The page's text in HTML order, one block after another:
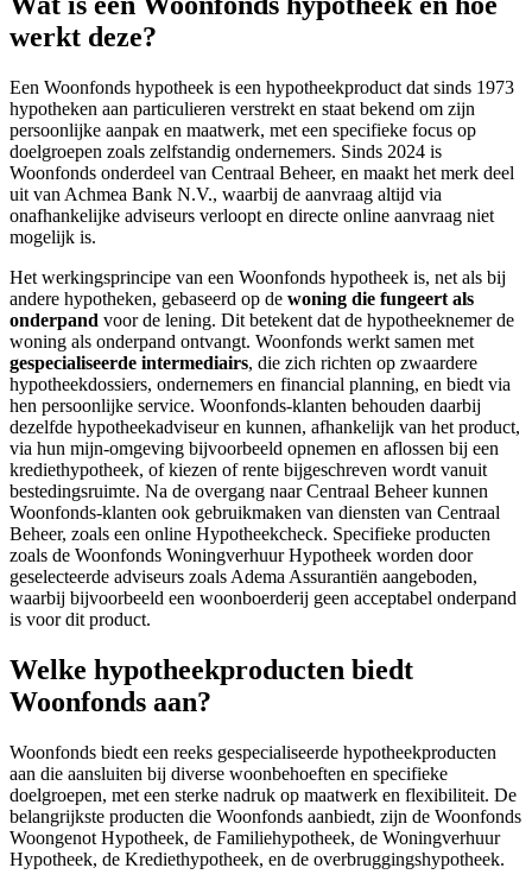
werkt deze?
Een Woonfonds hypotheek is een hypotheekproduct dat sinds 1973
hypotheken aan particulieren verstrekt en staat bekend om zijn
persoonlijke aanpak en maatwerk, met een specifieke focus op
doelgroepen zoals zelfstandig ondernemers. Sinds 2024 is
Woonfonds onderdeel van Centraal Beheer, en maakt het merk deel
uit van Achmea Bank N.V., waarbij de aanvraag altijd via
onafhankelijke adviseurs verloopt en directe online aanvraag niet
mogelijk is.
Het werkingsprincipe van een Woonfonds hypotheek is, net als bij
andere hypotheken, gebaseerd op de woning die fungeert als
onderpand voor de lening. Dit betekent dat de hypotheeknemer de
woning als onderpand ontvangt. Woonfonds werkt samen met
gespecialiseerde intermediairs, die zich richten op zwaardere
hypotheekdossiers, ondernemers en financial planning, en biedt via
hen persoonlijke service. Woonfonds-klanten behouden daarbij
dezelfde hypotheekadviseur en kunnen, afhankelijk van het product,
via hun mijn-omgeving bijvoorbeeld opnemen en aflossen bij een
krediethypotheek, of kiezen of rente bijgeschreven wordt vanuit
bestedingsruimte. Na de overgang naar Centraal Beheer kunnen
Woonfonds-klanten ook gebruikmaken van diensten van Centraal
Beheer, zoals een online Hypotheekcheck. Specifieke producten
zoals de Woonfonds Woningverhuur Hypotheek worden door
geselecteerde adviseurs zoals Adema Assurantiën aangeboden,
waarbij bijvoorbeeld een woonboerderij geen acceptabel onderpand
is voor dit product.
Welke hypotheekproducten biedt
Woonfonds aan?
Woonfonds biedt een reeks gespecialiseerde hypotheekproducten
aan die aansluiten bij diverse woonbehoeften en specifieke
doelgroepen, met een sterke nadruk op maatwerk en flexibiliteit. De
belangrijkste producten die Woonfonds aanbiedt, zijn de Woonfonds
Woongenot Hypotheek, de Familiehypotheek, de Woningverhuur
Hypotheek, de Krediethypotheek, en de overbruggingshypotheek.